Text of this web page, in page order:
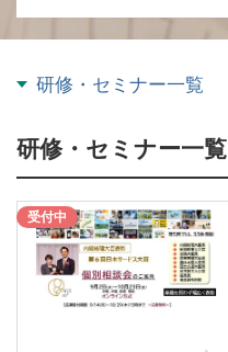
研修・セミナー一覧
研修・セミナー一覧
受付中